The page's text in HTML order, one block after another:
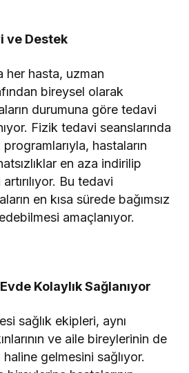
ve Destek
her hasta, uzman
bireysel olarak
durumuna göre tedavi
Fizik tedavi seanslarında
hastaların
en aza indirilip
Bu tedavi
en kısa sürede bağımsız
amaçlanıyor.
Kolaylık Sağlanıyor
sağlık ekipleri, aynı
ve aile bireylerinin de
gelmesini sağlıyor.